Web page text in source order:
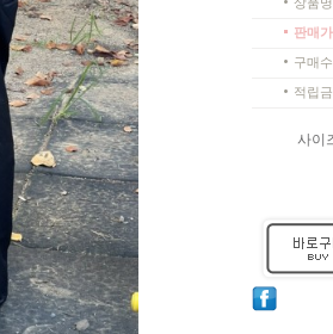
판매가
구매
적립금
사이